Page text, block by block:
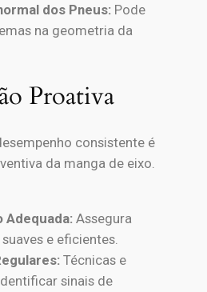
dos Pneus:Pode
na geometria da
Proativa
consistente é
da manga de eixo.
Adequada:Assegura
e eficientes.
Técnicas e
sinais de